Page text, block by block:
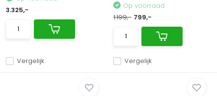
Vergelijk
3.325,-
Vergelijk
Op voorraad
1.199,- 799,-